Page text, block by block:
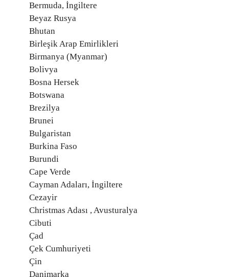
Bermuda, İngiltere
Beyaz Rusya
Bhutan
Birleşik Arap Emirlikleri
Birmanya (Myanmar)
Bolivya
Bosna Hersek
Botswana
Brezilya
Brunei
Bulgaristan
Burkina Faso
Burundi
Cape Verde
Cayman Adaları, İngiltere
Cezayir
Christmas Adası , Avusturalya
Cibuti
Çad
Çek Cumhuriyeti
Çin
Danimarka